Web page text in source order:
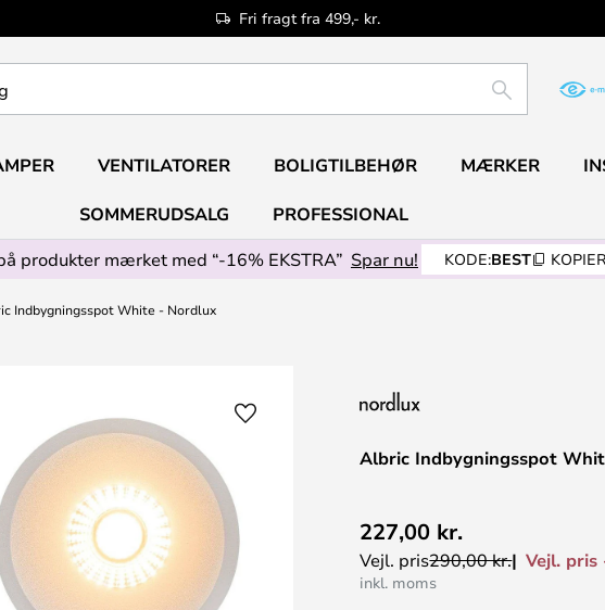
Fri fragt fra 499,- kr.
SØG
VENTILATORER BOLIGTILBEHØR MÆRKER
SOMMERUDSALG
PROFESSIONAL
produkter mærket med “-16% EKSTRA” Spar nu! KODE:BEST KOPIER
Indbygningsspot White - Nordlux
Albric Indbygningsspot
227,00 kr.
Vejl. pris290,00 kr. Vejl. pris
inkl. moms